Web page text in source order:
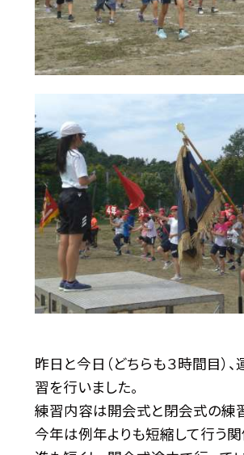
昨日と今日（どちらも３時間目）
習を行いました。
練習内容は開会式と閉会式の練
今年は例年よりも短縮して行う関